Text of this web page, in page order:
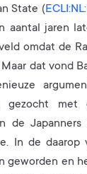
State (
aantal jaren
omdat de
dat vond
gezocht met
de
In de daarop
geworden en